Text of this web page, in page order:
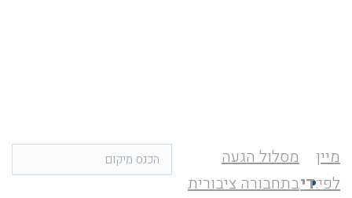
מסלול הגעה
בתחבורה ציבורית
מיין
לפי:די